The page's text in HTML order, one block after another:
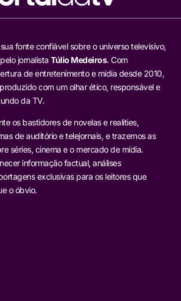
fonte confiável sobre o universo televisivo,
jornalista Túlio Medeiros. Com
de entretenimento e mídia desde 2010,
com um olhar ético, responsável e
da TV.
os bastidores de novelas e realities,
de auditório e telejornais, e trazemos as
séries, cinema e o mercado de mídia.
informação factual, análises
exclusivas para os leitores que
o óbvio.